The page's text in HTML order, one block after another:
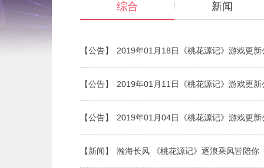
综合 新闻
【公告】 2019年01月18日《桃花源记》游戏更新
【公告】 2019年01月11日《桃花源记》游戏更新
【公告】 2019年01月04日《桃花源记》游戏更新
【新闻】 瀚海长风 《桃花源记》逐浪乘风皆陪你